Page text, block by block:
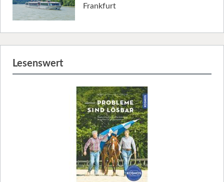
Frankfurt
Lesenswert